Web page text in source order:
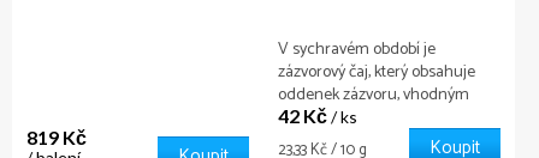
819 Kč
42 Kč/ ks
Měrná
23,33 Kč / 10 g Koupit
V sychravém období je
zázvorový čaj, který obsahuje
oddenek zázvoru, vhodným
teplým nápojem pro prohřátí
organismu. Posilní imunitu a